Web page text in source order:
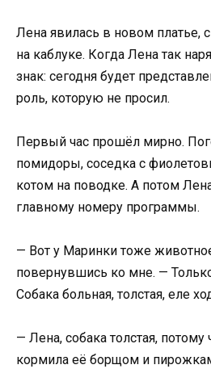
Лена явилась в новом платье,
на каблуке. Когда Лена так
знак: сегодня будет
роль, которую не просил.
Первый час прошёл мирно.
помидоры, соседка с
котом на поводке. А потом
главному номеру программы.
— Вот у Маринки тоже
повернувшись ко мне. —
Собака больная, толстая, еле
— Лена, собака толстая, потому
кормила её борщом и